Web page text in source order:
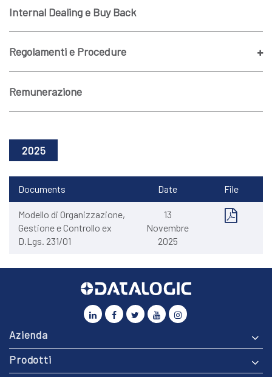
Internal Dealing e Buy Back
Regolamenti e Procedure
Remunerazione
2025
Documents Date File
Modello di Organizzazione,
Gestione e Controllo ex
D.Lgs. 231/01
13
Novembre
2025
Azienda
Prodotti